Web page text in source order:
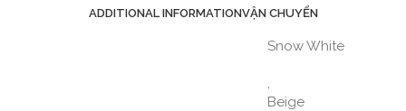
ADDITIONAL INFORMATIONVẬN CHUYỂN
Snow White
Beige